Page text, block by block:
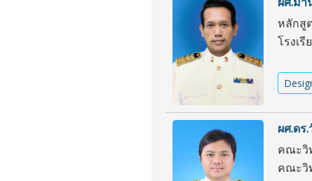
หลักสู
โรงเ
ผศ.ด
คณะวิ
คณะวิ